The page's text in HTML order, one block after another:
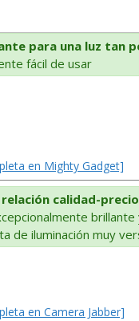
para una luz tan
fácil de usar
en Mighty Gadget]
calidad-precio
de iluminación muy
en Camera Jabber]